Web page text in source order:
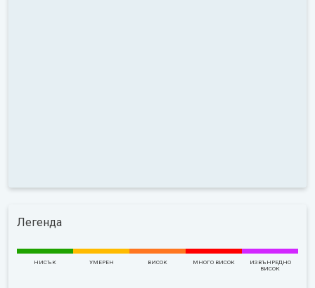
Легенда
НИСЪК УМЕРЕН ВИСОК МНОГО ВИСОК
ИЗВЪНРЕДНО
ВИСОК